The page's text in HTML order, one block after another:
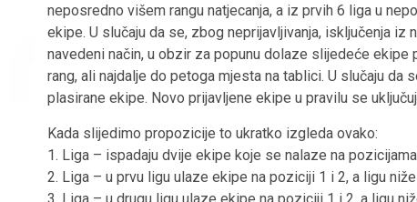
neposredno višem rangu natjecanja, a iz prvih 6 liga u
ekipe. U slučaju da se, zbog neprijavljivanja, isključenja
navedeni način, u obzir za popunu dolaze slijedeće
rang, ali najdalje do petoga mjesta na tablici. U slučaju
plasirane ekipe. Novo prijavljene ekipe u pravilu se
Kada slijedimo propozicije to ukratko izgleda ovako:
1. Liga – ispadaju dvije ekipe koje se nalaze na
2. Liga – u prvu ligu ulaze ekipe na poziciji 1 i 2, a ligu